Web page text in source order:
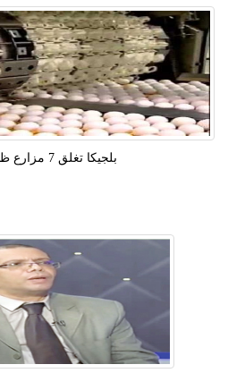
بلجيكا تغلق 7 مزارع ظهر فيها بيض